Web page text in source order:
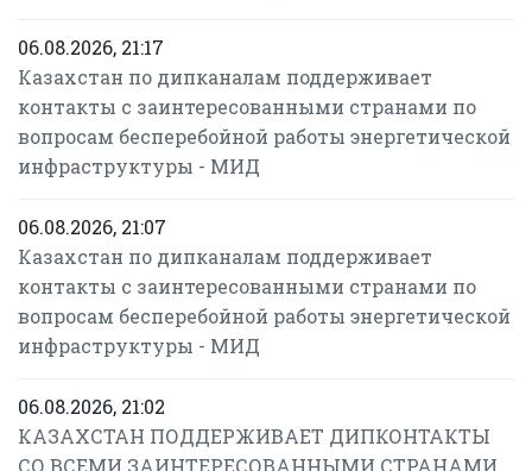
06.08.2026, 21:17
Казахстан по дипканалам поддерживает
контакты с заинтересованными странами по
вопросам бесперебойной работы энергетической
инфраструктуры - МИД
06.08.2026, 21:07
Казахстан по дипканалам поддерживает
контакты с заинтересованными странами по
вопросам бесперебойной работы энергетической
инфраструктуры - МИД
06.08.2026, 21:02
КАЗАХСТАН ПОДДЕРЖИВАЕТ ДИПКОНТАКТЫ
СО ВСЕМИ ЗАИНТЕРЕСОВАННЫМИ СТРАНАМИ